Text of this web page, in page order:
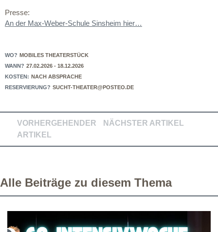
Presse:
An der Max-Weber-Schule Sinsheim hier…
WO? MOBILES THEATERSTÜCK
WANN? 27.02.2026 - 18.12.2026
KOSTEN: NACH ABSPRACHE
RESERVIERUNG? SUCHT-THEATER@POSTEO.DE
VORHERGEHENDER
ARTIKEL
NÄCHSTER ARTIKEL
Alle Beiträge zu diesem Thema